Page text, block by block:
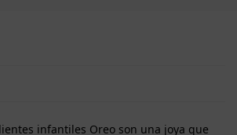
infantiles Oreo son una joya que